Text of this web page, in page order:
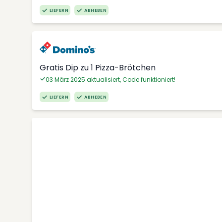
LIEFERN ABHEBEN
Gratis Dip zu 1 Pizza-Brötchen
03 März 2025 aktualisiert, Code funktioniert!
LIEFERN ABHEBEN